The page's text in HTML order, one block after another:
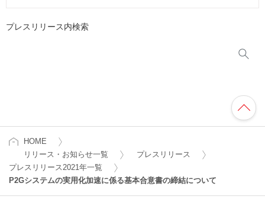
プレスリリース内検索
HOME
リリース・お知らせ一覧
プレスリリース
プレスリリース2021年一覧
P2Gシステムの実用化加速に係る基本合意書の締結について